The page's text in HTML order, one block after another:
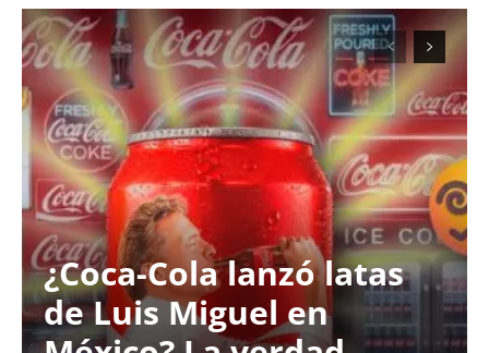
¿Coca-Cola lanzó latas
de Luis Miguel en